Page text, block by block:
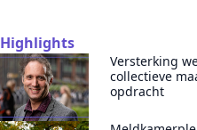
Highlights
Versterking
collectieve
opdracht